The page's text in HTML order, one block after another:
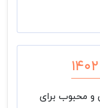
محبوب برای